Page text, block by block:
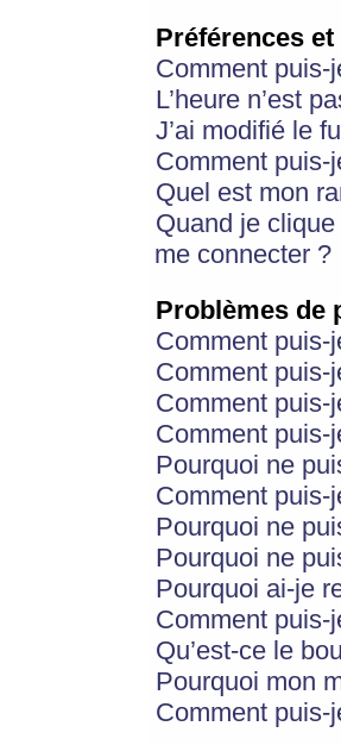
Préférences
Comment puis-
L’heure n’est
J’ai modifié le
Comment puis-
Quel est mon
Quand je clique
me connecter ?
Problèmes de
Comment puis-
Comment puis-
Comment puis-
Comment puis-
Pourquoi ne
Comment puis-
Pourquoi ne
Pourquoi ne
Pourquoi ai-je
Comment puis-
Qu’est-ce le
Pourquoi mon
Comment puis-